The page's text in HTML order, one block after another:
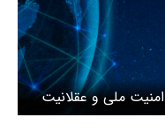
ملی و عقلانیت